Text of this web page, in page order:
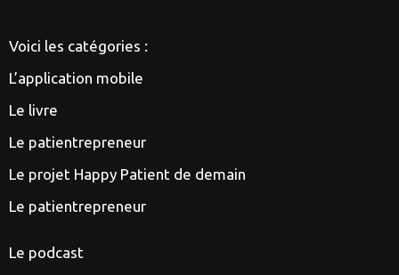
Voici les catégories :
L’application mobile
Le livre
Le patientrepreneur
Le projet Happy Patient de demain
Le patientrepreneur
Le podcast